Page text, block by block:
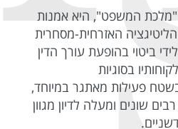
"מלכת המשפט", היא אמנות
האזרחית-מסחרית
ביטוי בהופעת עורך הדין
בסוגיות
פעילות מאתגר במיוחד,
שונים ומעלה לדיון מגוון